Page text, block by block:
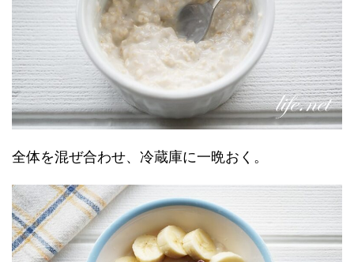
全体を混ぜ合わせ、冷蔵庫に一晩おく。